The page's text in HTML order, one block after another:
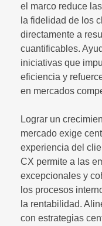
el marco reduce
la fidelidad de los
directamente a
cuantificables.
iniciativas que
eficiencia y
en mercados
Lograr un
mercado exige
experiencia del
CX permite a las
excepcionales y
los procesos
la rentabilidad.
con estrategias